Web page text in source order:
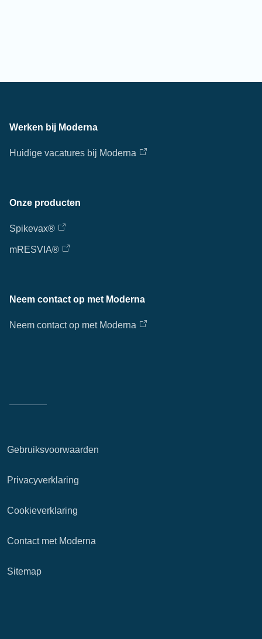
Werken bij Moderna
Huidige vacatures bij Moderna
Onze producten
Spikevax®
mRESVIA®
Neem contact op met Moderna
Neem contact op met Moderna
Gebruiksvoorwaarden
Privacyverklaring
Cookieverklaring
Contact met Moderna
Sitemap